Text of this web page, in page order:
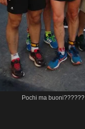
Pochi ma buoni??????